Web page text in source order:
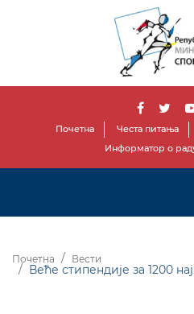
Почетна Честа питања
Информатор о
Почетна Вести
Веће стипендије за 1200